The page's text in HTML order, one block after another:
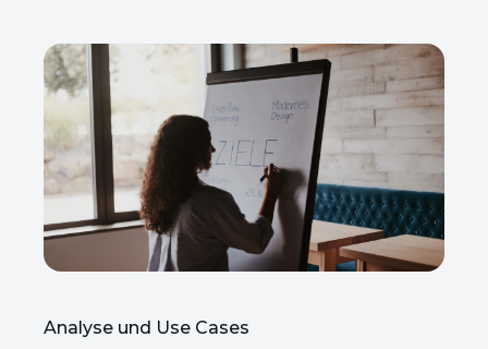
Analyse und Use Cases